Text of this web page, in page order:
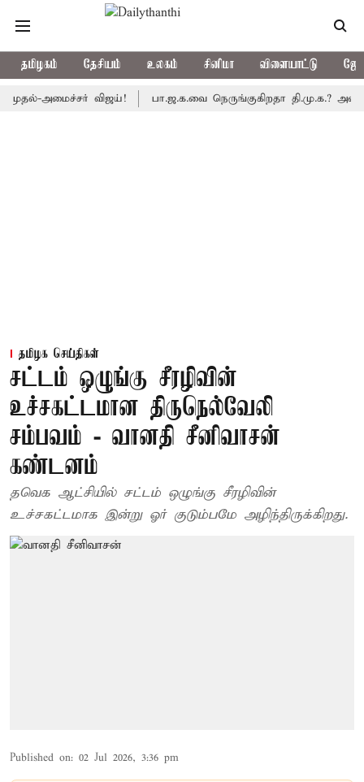
தமிழகம் தேசியம் உலகம் சினிமா விளையாட்டு
அமைச்சர் விஜய்! பா.ஜ.க.வை நெருங்குகிறதா தி.மு.க.?
தமிழக செய்திகள்
சட்டம் ஒழுங்கு சீரழிவின்
உச்சகட்டமான திருநெல்வேலி
சம்பவம் - வானதி சீனிவாசன்
கண்டனம்
தவெக ஆட்சியில் சட்டம் ஒழுங்கு சீரழிவின்
உச்சகட்டமாக இன்று ஓர் குடும்பமே அழிந்திருக்கிறது.
Published on: 02 Jul 2026, 3:36 pm